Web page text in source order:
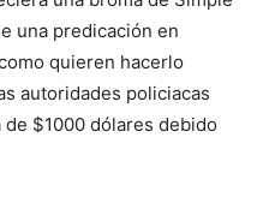
una predicación en
quieren hacerlo
autoridades policiacas
$1000 dólares debido